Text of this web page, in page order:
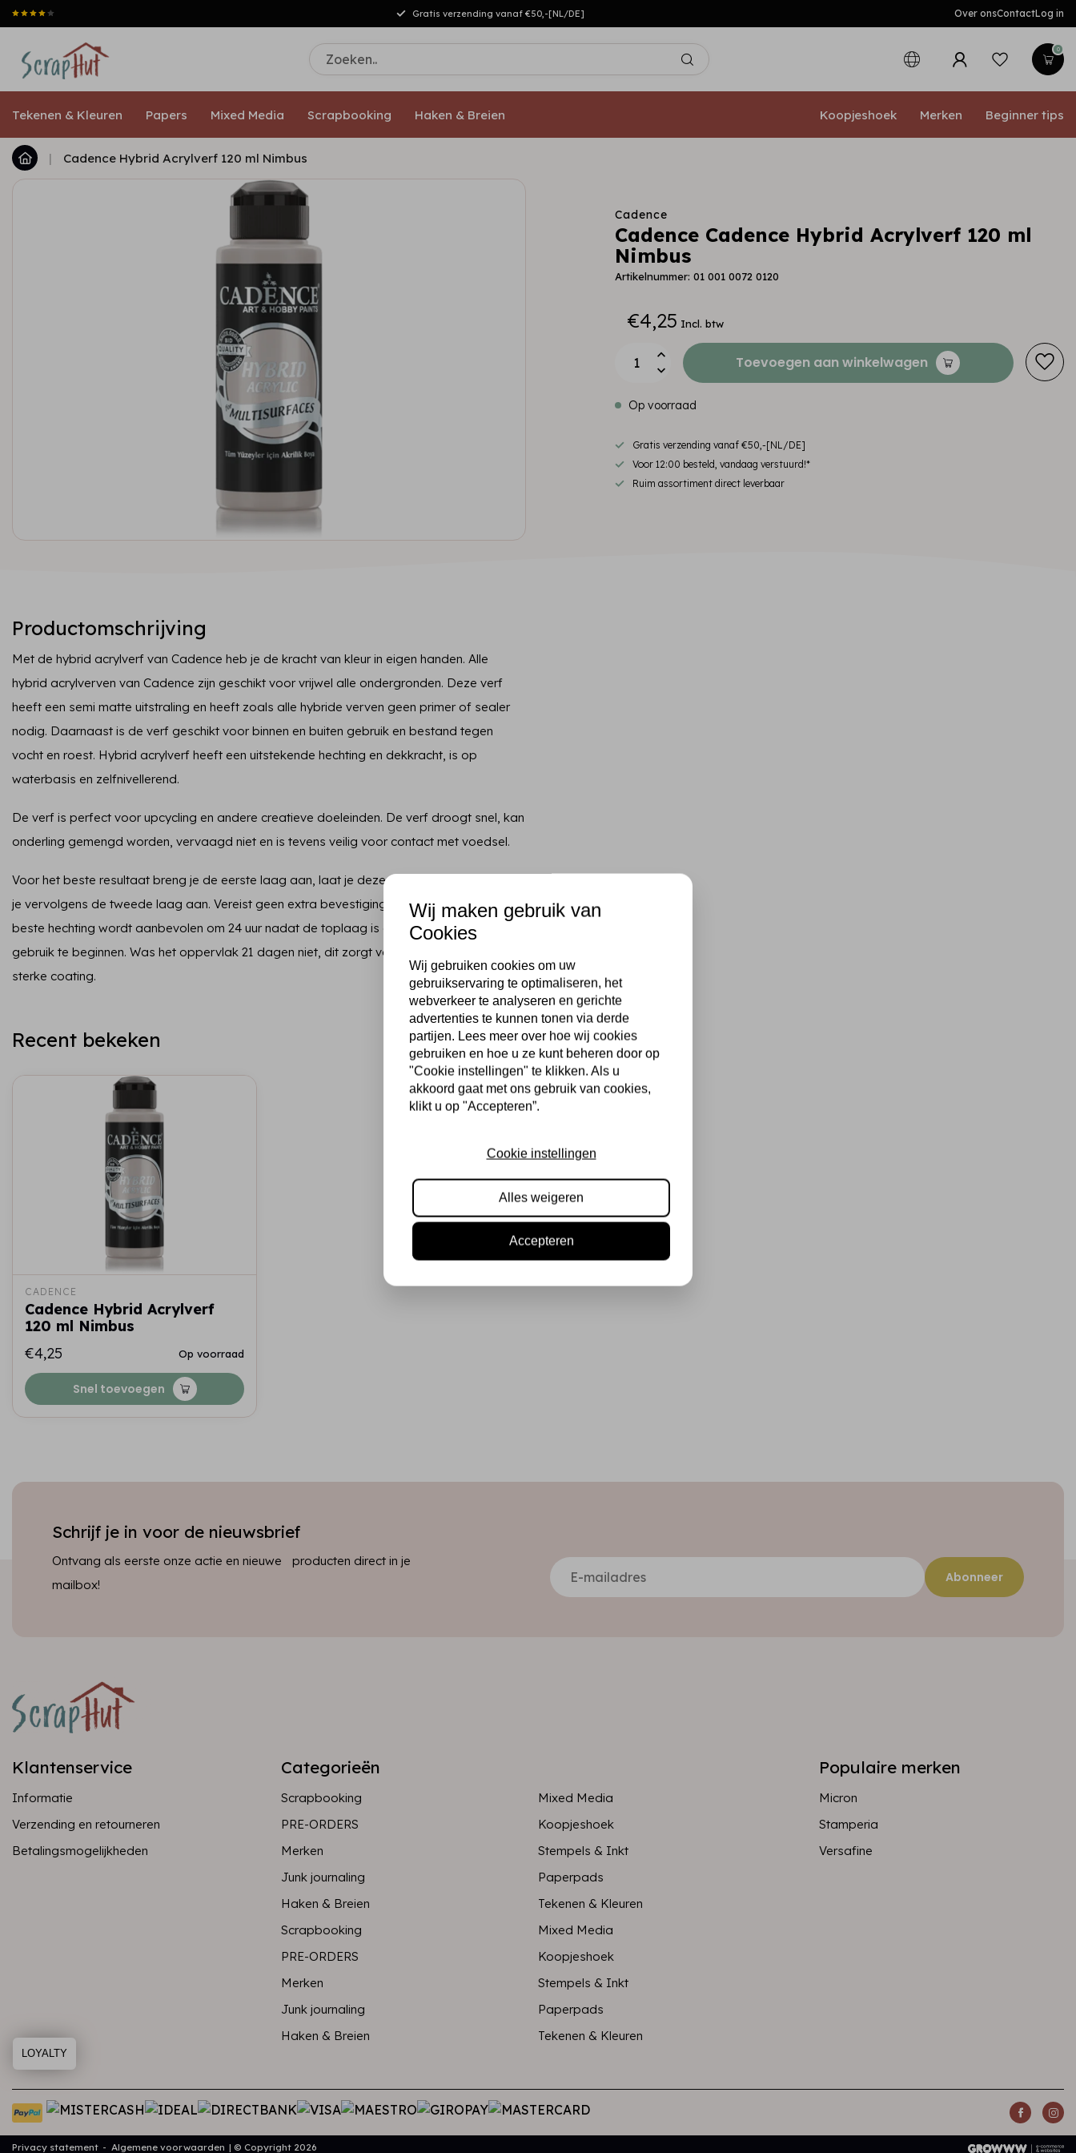
Gratis verzending vanaf €50,-[NL/DE] Over onsContactLog in
0
Tekenen & Kleuren Papers Mixed Media Scrapbooking Haken & Breien Koopjeshoek Merken Beginner tips
| Cadence Hybrid Acrylverf 120 ml Nimbus
Cadence
Cadence Cadence Hybrid Acrylverf 120 ml
Nimbus
Artikelnummer: 01 001 0072 0120
€4,25 Incl. btw
Toevoegen aan winkelwagen
Op voorraad
Gratis verzending vanaf €50,-[NL/DE]
Voor 12:00 besteld, vandaag verstuurd!*
Ruim assortiment direct leverbaar
Productomschrijving
Met de hybrid acrylverf van Cadence heb je de kracht van kleur in eigen handen. Alle
hybrid acrylverven van Cadence zijn geschikt voor vrijwel alle ondergronden. Deze verf
heeft een semi matte uitstraling en heeft zoals alle hybride verven geen primer of sealer
nodig. Daarnaast is de verf geschikt voor binnen en buiten gebruik en bestand tegen
vocht en roest. Hybrid acrylverf heeft een uitstekende hechting en dekkracht, is op
waterbasis en zelfnivellerend.
De verf is perfect voor upcycling en andere creatieve doeleinden. De verf droogt snel, kan
onderling gemengd worden, vervaagd niet en is tevens veilig voor contact met voedsel.
Voor het beste resultaat breng je de eerste laag aan, laat je deze 24 uur drogen en breng
je vervolgens de tweede laag aan. Vereist geen extra bevestiging met vernis. Voor de
beste hechting wordt aanbevolen om 24 uur nadat de toplaag is opgedroogd met het
gebruik te beginnen. Was het oppervlak 21 dagen niet, dit zorgt voor een duurzame en
sterke coating.
Recent bekeken
CADENCE
Cadence Hybrid Acrylverf
120 ml Nimbus
€4,25
Op voorraad
Snel toevoegen
Schrijf je in voor de nieuwsbrief
Ontvang als eerste onze actie en nieuwe producten direct in je
mailbox!
Abonneer
Klantenservice
Informatie
Verzending en retourneren
Betalingsmogelijkheden
Categorieën
Scrapbooking
Mixed Media
PRE-ORDERS
Koopjeshoek
Merken
Stempels & Inkt
Junk journaling
Paperpads
Haken & Breien
Tekenen & Kleuren
Scrapbooking
Mixed Media
PRE-ORDERS
Koopjeshoek
Merken
Stempels & Inkt
Junk journaling
Paperpads
Haken & Breien
Tekenen & Kleuren
Populaire merken
Micron
Stamperia
Versafine
Privacy statement Algemene voorwaarden © Copyright 2026
Wij maken gebruik van
Cookies
Wij gebruiken cookies om uw
gebruikservaring te optimaliseren, het
webverkeer te analyseren en gerichte
advertenties te kunnen tonen via derde
partijen. Lees meer over hoe wij cookies
gebruiken en hoe u ze kunt beheren door op
"Cookie instellingen" te klikken. Als u
akkoord gaat met ons gebruik van cookies,
klikt u op "Accepteren”.
Cookie instellingen
Alles weigeren
Accepteren
LOYALTY